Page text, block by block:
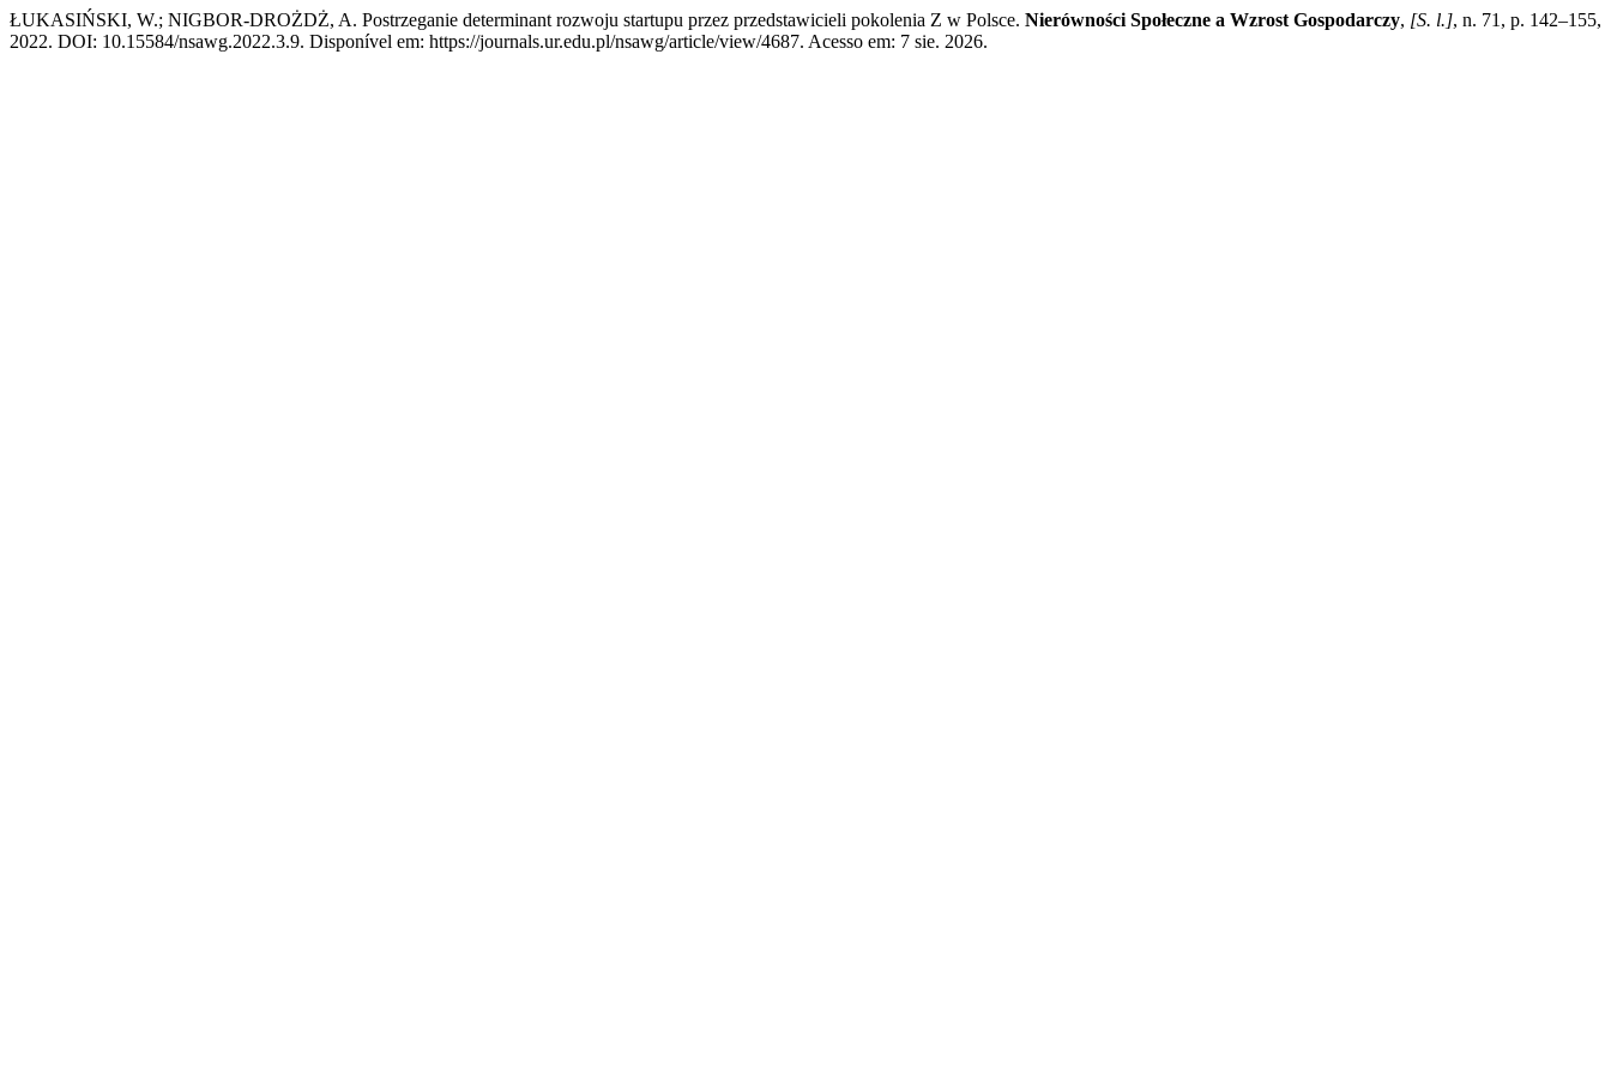
ŁUKASIŃSKI, W.; NIGBOR-DROŻDŻ, A. Postrzeganie determinant rozwoju startupu przez przedstawicieli pokolenia Z w Polsce. Nierówności Społeczne a Wzrost Gospodarczy, [S. l.], n. 71, p. 142–155,
2022. DOI: 10.15584/nsawg.2022.3.9. Disponível em: https://journals.ur.edu.pl/nsawg/article/view/4687. Acesso em: 7 sie. 2026.